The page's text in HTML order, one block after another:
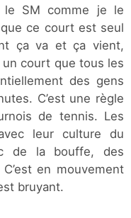
le SM comme je le
ce court est seul
ça va et ça vient,
un court que tous les
des gens
C’est une règle
de tennis. Les
leur culture du
de la bouffe, des
en mouvement
bruyant.